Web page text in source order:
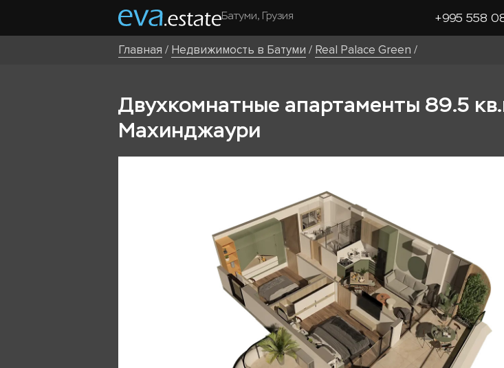
Батуми, Грузия +995 558
Главная / Недвижимость в Батуми / Real Palace Green /
Двухкомнатные апартаменты 89.5
Махинджаури